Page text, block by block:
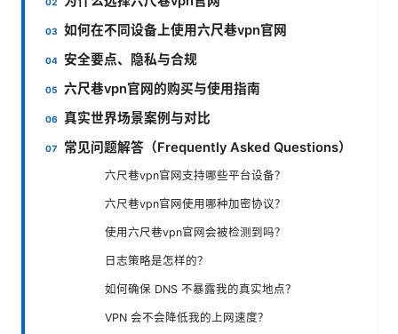
如何在不同设备上使用六尺巷vpn官网
安全要点、隐私与合规
六尺巷vpn官网的购买与使用指南
真实世界场景案例与对比
常见问题解答（Frequently Asked Questions）
六尺巷vpn官网支持哪些平台设备？
六尺巷vpn官网使用哪种加密协议？
使用六尺巷vpn官网会被检测到吗？
日志策略是怎样的？
如何确保 DNS 不暴露我的真实地点？
VPN 会不会降低我的上网速度？